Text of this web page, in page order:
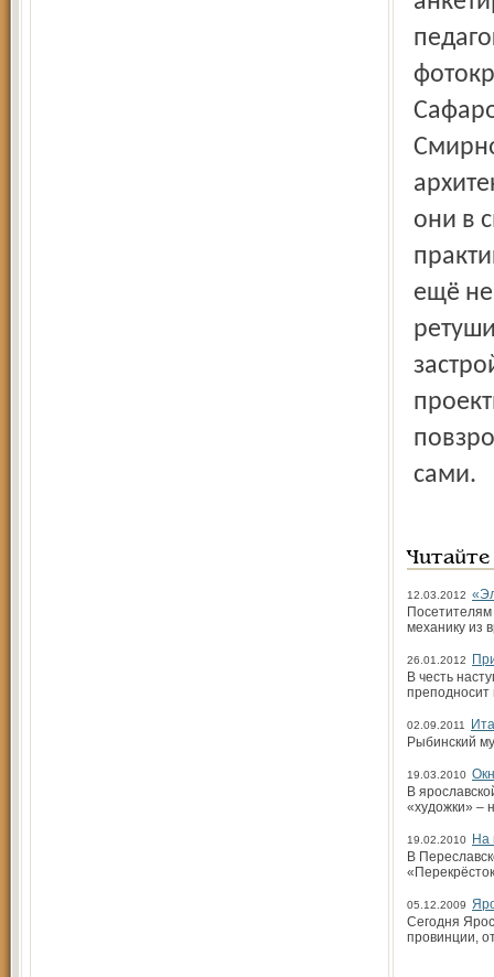
они в
ещё
сами.
12.03.2012
Посетителям
механику из
26.01.2012
В честь
преподносит
02.09.2011
Рыбинский
19.03.2010
В
«художки» –
19.02.2010
На
В
05.12.2009
Сегодня
провинции,